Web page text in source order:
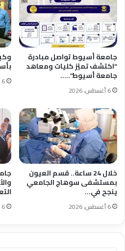
جامعة أسيوط تواصل مبادرة
“اكتشف تميّز كليات ومعاهد
جامعة أسيوط”..…
6 أغسطس، 2026
6 أغسطس، 2026
خلال 24 ساعة.. قسم العيون
بمستشفى سوهاج الجامعي
ينجح في…
6 أغسطس، 2026 6 أغسطس، 2026